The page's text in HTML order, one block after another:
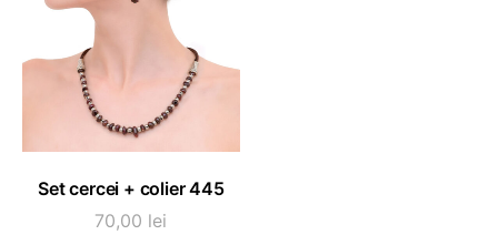
ADAUGĂ ÎN COȘ
Set cercei + colier 445
70,00 lei